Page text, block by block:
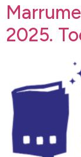
2025.